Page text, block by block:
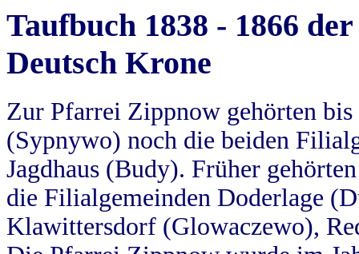
Taufbuch 1838 - 1866
Deutsch Krone
Zur Pfarrei Zippnow gehörten
(Sypnywo) noch die beiden
Jagdhaus (Budy). Früher
die Filialgemeinden Doderlage
Klawittersdorf (Glowaczewo),